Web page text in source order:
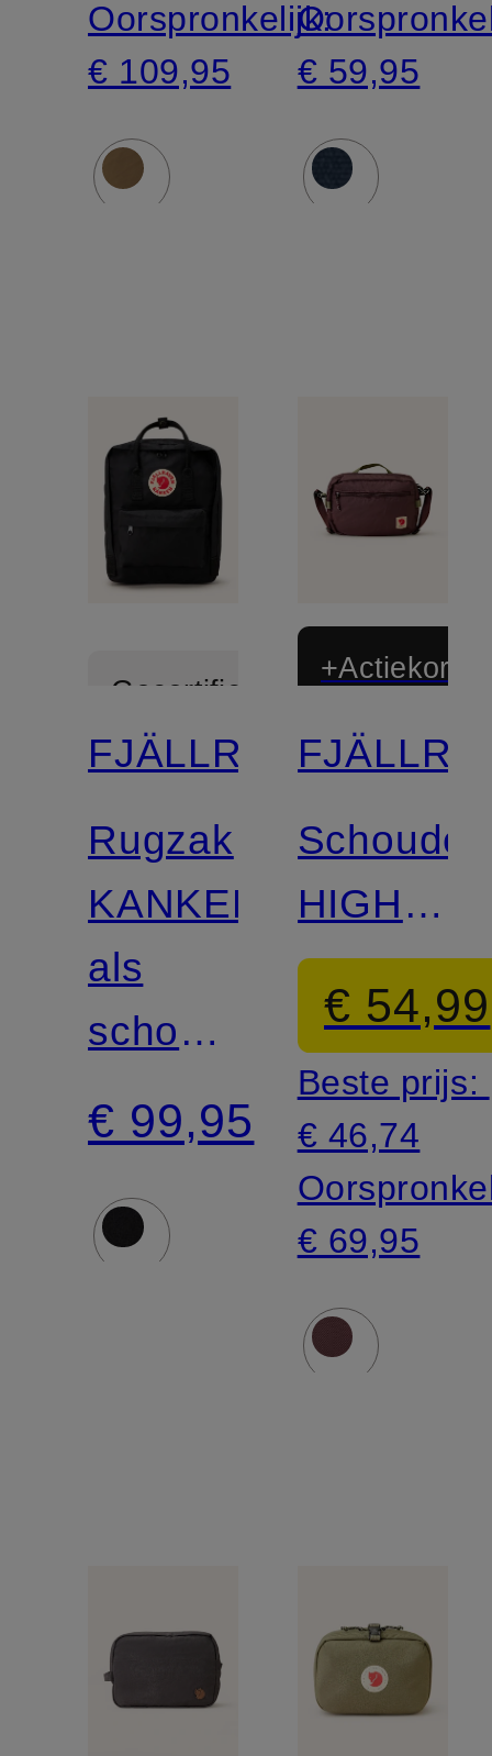
Oorspronkelijk:
€ 109,95
€ 59,95
Gecertificeerd
FJÄLLRÄVEN
Rugzak
KANKEN
als
schoudertas
draagbaar
€ 99,95
HIGH
COAST
€ 54,99
Beste prijs:
€ 46,74
€ 69,95